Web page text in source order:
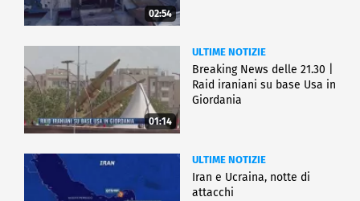
02:54
01:14
ULTIME NOTIZIE
Breaking News delle 21.30 |
Raid iraniani su base Usa in
Giordania
ULTIME NOTIZIE
Iran e Ucraina, notte di
attacchi